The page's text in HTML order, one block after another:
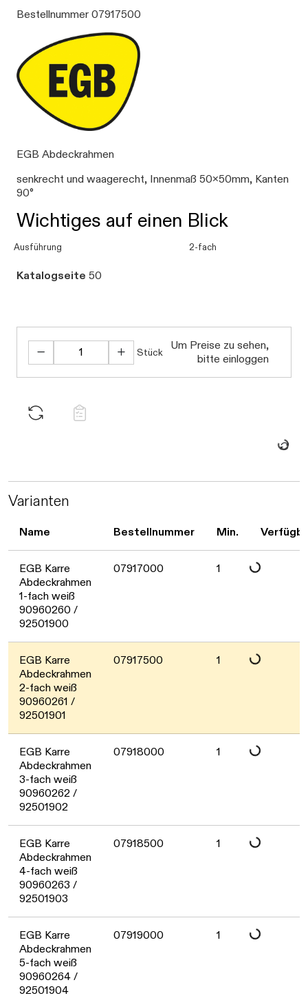
Bestellnummer 07917500
EGB Abdeckrahmen
senkrecht und waagerecht, Innenmaß 50x50mm, Kanten
90°
Wichtiges auf einen Blick
Ausführung 2-fach
Katalogseite 50
Stück
Um Preise zu sehen,
bitte einloggen
Varianten
Name Bestellnummer Min.
EGB Karre
Abdeckrahmen
1-fach weiß
90960260 /
92501900
07917000 1 Daten
EGB Karre
Abdeckrahmen
2-fach weiß
90960261 /
92501901
07917500 1 Daten
EGB Karre
Abdeckrahmen
3-fach weiß
90960262 /
92501902
07918000 1 Daten
EGB Karre
Abdeckrahmen
4-fach weiß
90960263 /
92501903
07918500 1 Daten
EGB Karre
Abdeckrahmen
5-fach weiß
90960264 /
92501904
07919000 1 Daten